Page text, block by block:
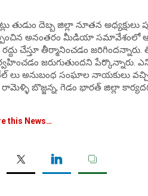
తుడుం దెబ్బ జిల్లా నూతన
అనంతరం మీడియా
చేస్తూ తీర్మానించడం
జరుగుతుందని పేర్కొన్నారు.
అనుబంధ సంఘాల నాయకులు
బొజ్జన్న, గెడం భారత్ జిల్లా
this News…